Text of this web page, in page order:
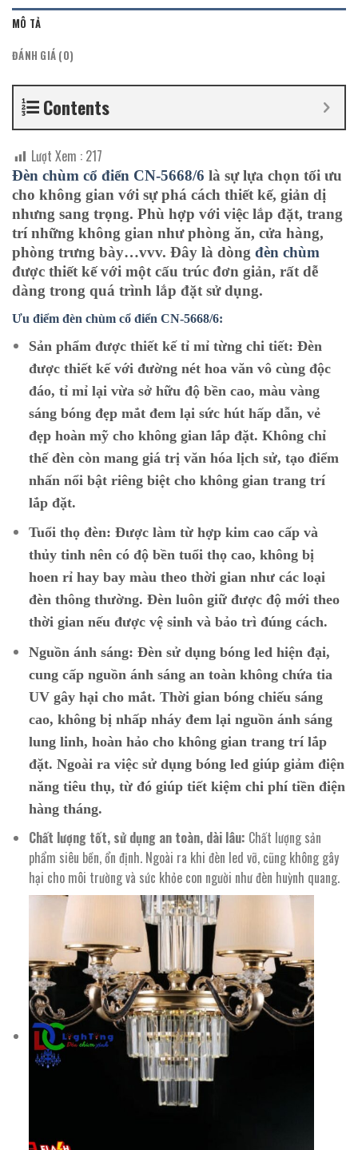
MÔ TẢ
ĐÁNH GIÁ (0)
Contents
Lượt Xem : 217
Đèn chùm cổ điển CN-5668/6 là sự lựa chọn tối ưu
cho không gian với sự phá cách thiết kế, giản dị
nhưng sang trọng. Phù hợp với việc lắp đặt, trang
trí những không gian như phòng ăn, cửa hàng,
phòng trưng bày…vvv. Đây là dòng đèn chùm
được thiết kế với một cấu trúc đơn giản, rất dễ
dàng trong quá trình lắp đặt sử dụng.
Ưu điểm đèn chùm cổ điển CN-5668/6:
Sản phẩm được thiết kế tỉ mỉ từng chi tiết: Đèn
được thiết kế với đường nét hoa văn vô cùng độc
đáo, tỉ mỉ lại vừa sở hữu độ bền cao, màu vàng
sáng bóng đẹp mắt đem lại sức hút hấp dẫn, vẻ
đẹp hoàn mỹ cho không gian lắp đặt. Không chỉ
thế đèn còn mang giá trị văn hóa lịch sử, tạo điểm
nhấn nổi bật riêng biệt cho không gian trang trí
lắp đặt.
Tuổi thọ đèn: Được làm từ hợp kim cao cấp và
thủy tinh nên có độ bền tuổi thọ cao, không bị
hoen rỉ hay bay màu theo thời gian như các loại
đèn thông thường. Đèn luôn giữ được độ mới theo
thời gian nếu được vệ sinh và bảo trì đúng cách.
Nguồn ánh sáng: Đèn sử dụng bóng led hiện đại,
cung cấp nguồn ánh sáng an toàn không chứa tia
UV gây hại cho mắt. Thời gian bóng chiếu sáng
cao, không bị nhấp nháy đem lại nguồn ánh sáng
lung linh, hoàn hảo cho không gian trang trí lắp
đặt. Ngoài ra việc sử dụng bóng led giúp giảm điện
năng tiêu thụ, từ đó giúp tiết kiệm chi phí tiền điện
hàng tháng.
Chất lượng tốt, sử dụng an toàn, dài lâu: Chất lượng sản
phẩm siêu bền, ổn định. Ngoài ra khi đèn led vỡ, cũng không gây
hại cho môi trường và sức khỏe con người như đèn huỳnh quang.